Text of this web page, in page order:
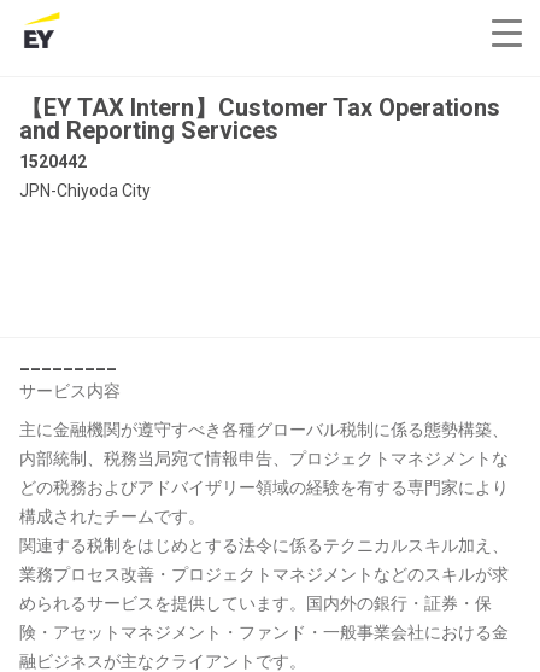
【EY TAX Intern】Customer Tax Operations
and Reporting Services
1520442
JPN-Chiyoda City
サービス内容
主に金融機関が遵守すべき各種グローバル税制に係る態勢構築、
内部統制、税務当局宛て情報申告、プロジェクトマネジメントな
どの税務およびアドバイザリー領域の経験を有する専門家により
構成されたチームです。
関連する税制をはじめとする法令に係るテクニカルスキル加え、
業務プロセス改善・プロジェクトマネジメントなどのスキルが求
められるサービスを提供しています。国内外の銀行・証券・保
険・アセットマネジメント・ファンド・一般事業会社における金
融ビジネスが主なクライアントです。